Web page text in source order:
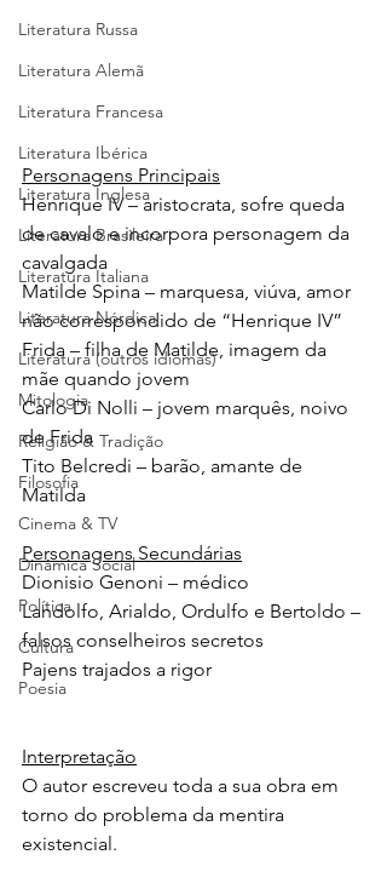
Literatura Russa
Literatura Alemã
Literatura Francesa
Literatura Ibérica
Literatura Inglesa
Literatura Brasileira
Literatura Italiana
Literatura Nórdica
Literatura (outros idiomas)
Mitologia
Religião & Tradição
Filosofia
Cinema & TV
Dinâmica Social
Política
Cultura
Poesia
Personagens Principais
Henrique IV – aristocrata, sofre queda
de cavalo e incorpora personagem da
cavalgada
Matilde Spina – marquesa, viúva, amor
não correspondido de “Henrique IV”
Frida – filha de Matilde, imagem da
mãe quando jovem
Carlo Di Nolli – jovem marquês, noivo
de Frida
Tito Belcredi – barão, amante de
Matilda
Personagens Secundárias
Dionisio Genoni – médico
Landolfo, Arialdo, Ordulfo e Bertoldo –
falsos conselheiros secretos
Pajens trajados a rigor
Interpretação
O autor escreveu toda a sua obra em
torno do problema da mentira
existencial.